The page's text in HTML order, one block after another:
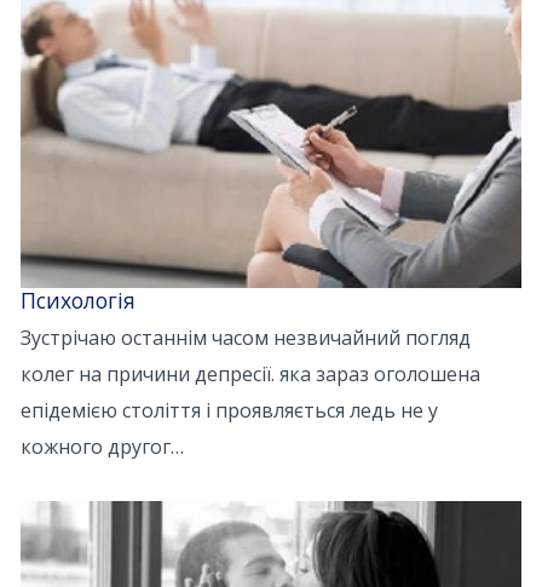
Психологія
Зустрічаю останнім часом незвичайний погляд
колег на причини депресії. яка зараз оголошена
епідемією століття і проявляється ледь не у
кожного другог…